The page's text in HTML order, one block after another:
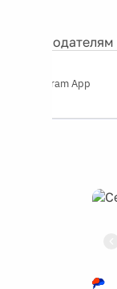
Рекламодателям
Telegram App